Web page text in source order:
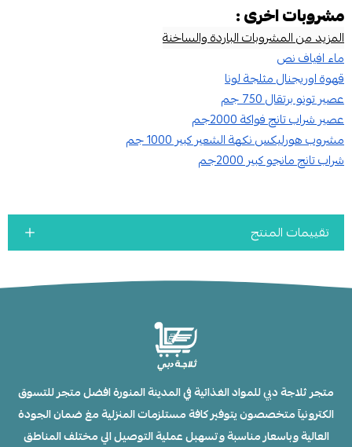
مشروبات اخرى :
المزيد من المشروبات الباردة والساخنة
ماء افياف نص
قهوة اوريجنال مثلجة لونا
عصير تونو برتقال 750 جم
عصير شراب تانج فواكة 2000جم
مشروب هورليكس نكهة الشعير كبير 1000 جم
شراب تانج مانجو كبير 2000جم
تقييمات المنتج
متجر ثلاجة دبي للمواد الغذائية في المدينة المنورة افضل متجر للتسوق
الكترونيآ متخصصون يتوفير كافة مستلزمات المنزلية مغ ضمان الجودة
العالية وباسعار مناسبة وتسهبل عملية التوصيل الي مختلف المناطق